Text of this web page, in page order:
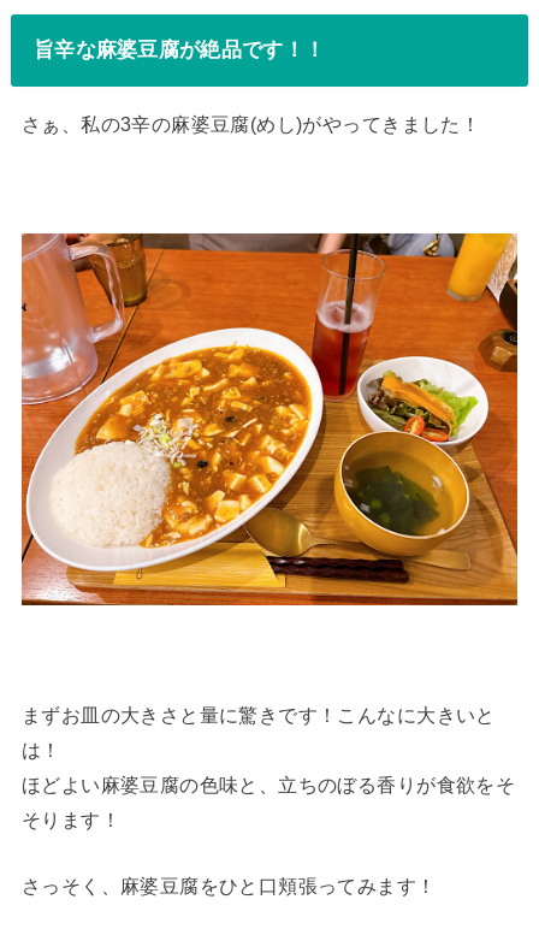
旨辛な麻婆豆腐が絶品です！！
さぁ、私の3辛の麻婆豆腐(めし)がやってきました！
まずお皿の大きさと量に驚きです！こんなに大きいと
は！
ほどよい麻婆豆腐の色味と、立ちのぼる香りが食欲をそ
そります！
さっそく、麻婆豆腐をひと口頬張ってみます！